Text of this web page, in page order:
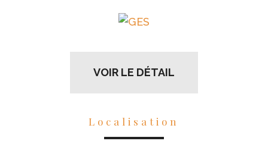
VOIR LE DÉTAIL
Localisation